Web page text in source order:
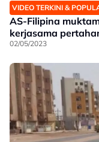
VIDEO TERKINI &
AS-Filipina
kerjasama
02/05/2023